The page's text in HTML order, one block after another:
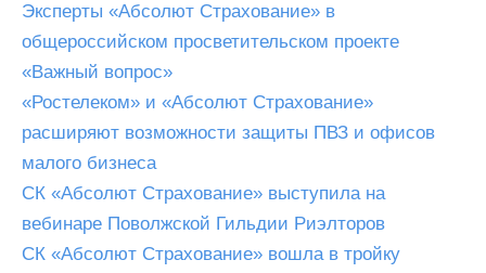
Эксперты «Абсолют Страхование» в
общероссийском просветительском проекте
«Важный вопрос»
«Ростелеком» и «Абсолют Страхование»
расширяют возможности защиты ПВЗ и офисов
малого бизнеса
СК «Абсолют Страхование» выступила на
вебинаре Поволжской Гильдии Риэлторов
СК «Абсолют Страхование» вошла в тройку